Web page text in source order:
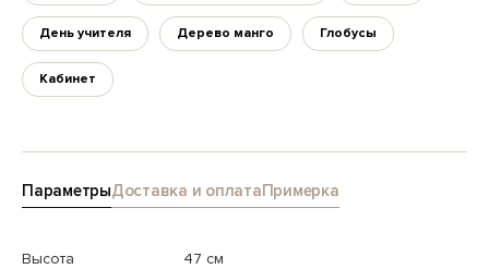
День учителя Дерево манго Глобусы
Кабинет
ПараметрыДоставка и оплатаПримерка
Высота
47 см